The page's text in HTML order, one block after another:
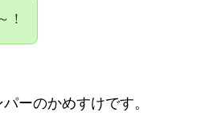
！
ーのかめすけです。